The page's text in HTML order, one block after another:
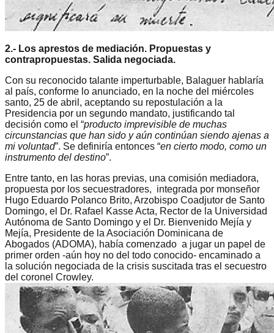
2.- Los aprestos de mediación. Propuestas y
contrapropuestas. Salida negociada.
Con su reconocido talante imperturbable, Balaguer hablaría
al país, conforme lo anunciado, en la noche del miércoles
santo, 25 de abril, aceptando su repostulación a la
Presidencia por un segundo mandato, justificando tal
decisión como el “producto imprevisible de muchas
circunstancias que han sido y aún continúan siendo ajenas a
mi voluntad”. Se definiría entonces “en cierto modo, como un
instrumento del destino”.
Entre tanto, en las horas previas, una comisión mediadora,
propuesta por los secuestradores, integrada por monseñor
Hugo Eduardo Polanco Brito, Arzobispo Coadjutor de Santo
Domingo, el Dr. Rafael Kasse Acta, Rector de la Universidad
Autónoma de Santo Domingo y el Dr. Bienvenido Mejía y
Mejía, Presidente de la Asociación Dominicana de
Abogados (ADOMA), había comenzado a jugar un papel de
primer orden -aún hoy no del todo conocido- encaminado a
la solución negociada de la crisis suscitada tras el secuestro
del coronel Crowley.